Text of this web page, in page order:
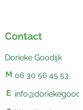
Contact
Dorieke Goodijk
06 30 56 45 53